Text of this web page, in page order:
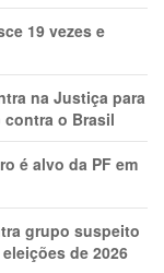
19 vezes e
na Justiça para
o Brasil
é alvo da PF em
grupo suspeito
de 2026